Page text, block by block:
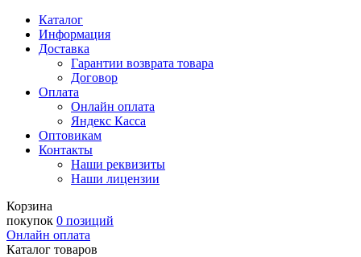
Каталог
Информация
Доставка
Гарантии возврата товара
Договор
Оплата
Онлайн оплата
Яндекс Касса
Оптовикам
Контакты
Наши реквизиты
Наши лицензии
Корзина
покупок 0 позиций
Онлайн оплата
Каталог товаров